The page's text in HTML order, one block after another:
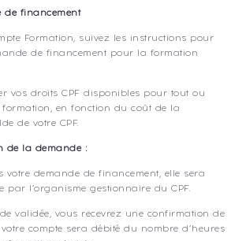
de financement
Formation, suivez les instructions pour
de financement pour la formation
vos droits CPF disponibles pour tout ou
en fonction du coût de la
de votre CPF.
de la demande :
votre demande de financement, elle sera
par l’organisme gestionnaire du CPF.
validée, vous recevrez une confirmation de
compte sera débité du nombre d’heures